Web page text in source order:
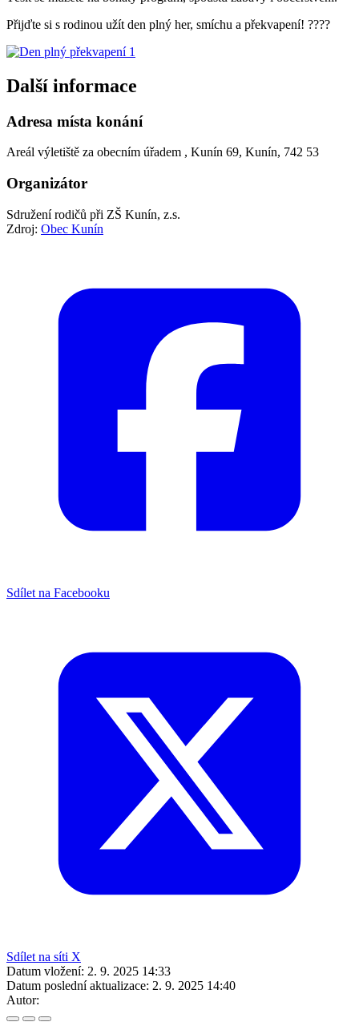
Přijďte si s rodinou užít den plný her, smíchu a překvapení! ????
Další informace
Adresa místa konání
Areál výletiště za obecním úřadem , Kunín 69, Kunín, 742 53
Organizátor
Sdružení rodičů při ZŠ Kunín, z.s.
Zdroj: Obec Kunín
Sdílet na Facebooku
Sdílet na síti X
Datum vložení: 2. 9. 2025 14:33
Datum poslední aktualizace: 2. 9. 2025 14:40
Autor: